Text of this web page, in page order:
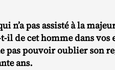
n’a pas assisté à la
il de cet homme dans
pas pouvoir oublier son
ans.